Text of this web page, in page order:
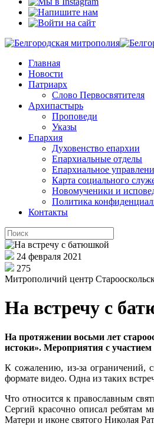
Главная
Новости
Патриарх
Слово Первосвятителя
Архипастырь
Проповеди
Указы
Епархия
Духовенство епархии
Епархиальные отделы
Епархиальное
Карта социального
Новомученики и
Политика
Контакты
24 февраля 2021
275
Митрополичий центр
На встречу с
На протяжении восьми лет
истоки». Мероприятия с
К сожалению, из-за ограничений,
формате видео. Одна из таких
Что относится к православным
Сергий красочно описал ребятам
Матери и иконе святого Николая